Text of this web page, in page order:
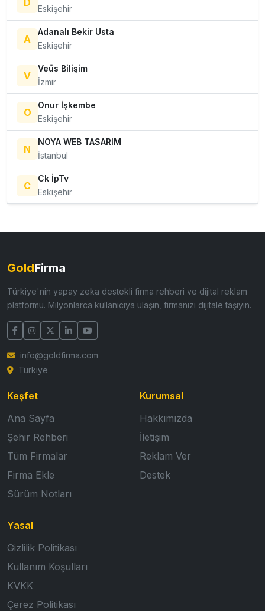
Eskişehir
A
Adanalı Bekir Usta
Eskişehir
V
Veüs Bilişim
İzmir
O
Onur İşkembe
Eskişehir
N
NOYA WEB TASARIM
İstanbul
C
Ck İpTv
Eskişehir
GoldFirma
Türkiye'nin yapay zeka destekli firma rehberi ve dijital reklam
platformu. Milyonlarca kullanıcıya ulaşın, firmanızı dijitale taşıyın.
info@goldfirma.com
Türkiye
Keşfet
Ana Sayfa
Şehir Rehberi
Tüm Firmalar
Firma Ekle
Sürüm Notları
Kurumsal
Hakkımızda
İletişim
Reklam Ver
Destek
Yasal
Gizlilik Politikası
Kullanım Koşulları
KVKK
Çerez Politikası